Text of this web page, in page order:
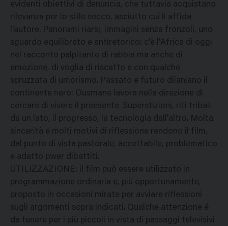
evidenti obiettivi di denuncia, che tuttavia acquistano
rilevanza per lo stile secco, asciutto cui li affida
l'autore. Panorami riarsi, immagini senza fronzoli, uno
sguardo equilibrato e antiretorico: c'è l'Africa di oggi
nel racconto palpitante di rabbia ma anche di
emozione, di voglia di riscatto e con qualche
spruzzata di umorismo. Passato e futuro dilaniano il
continente nero: Ousmane lavora nella direzione di
cercare di vivere il preesente. Superstizioni, riti tribali
da un lato, il progresso, la tecnologia dall'altro. Molta
sincerità e molti motivi di riflessione rendono il film,
dal punto di vista pastorale, accettabile, problematico
e adatto pwer dibattiti.
UTILIZZAZIONE: il film può essere utilizzato in
programmazione ordinaria e, più opportunamente,
proposto in occasioni mirate per avviare riflessioni
sugli argomenti sopra indicati. Qualche attenzione é
da tenere per i più piccoli in vista di passaggi televisivi